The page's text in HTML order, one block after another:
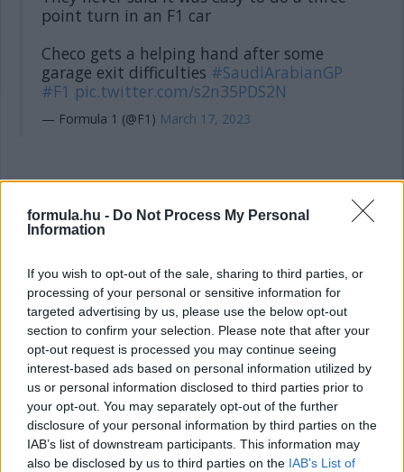
formula.hu - Do Not Process My Personal
Information
If you wish to opt-out of the sale, sharing to third parties, or
processing of your personal or sensitive information for
targeted advertising by us, please use the below opt-out
section to confirm your selection. Please note that after your
opt-out request is processed you may continue seeing
interest-based ads based on personal information utilized by
us or personal information disclosed to third parties prior to
your opt-out. You may separately opt-out of the further
disclosure of your personal information by third parties on the
IAB’s list of downstream participants. This information may
also be disclosed by us to third parties on the IAB’s List of
point turn in an F1 car
Checo gets a helping hand after some
garage exit difficulties #SaudiArabianGP
#F1 pic.twitter.com/s2n35PDS2N
— Formula 1 (@F1) March 17, 2023
14:40
Hamilton közben az élen! Keményeken a brit versenyző is,
1:32.665 az új legjobb.
14:39
Leclerc közben javít. Már csak 155 ezredre a mexikóitól.
Érdekesség egyébként, ami Ferrari T-kameráiból jól látszik: a
csapatot ugyan egy sörmárka alkoholmentes termékét
reklámozza, az autót tetején lévő logót félig letakarták.
A rend kedvéért szögezzük le: Alonso is lágyakon van, míg a
két Ferrari keményeken.